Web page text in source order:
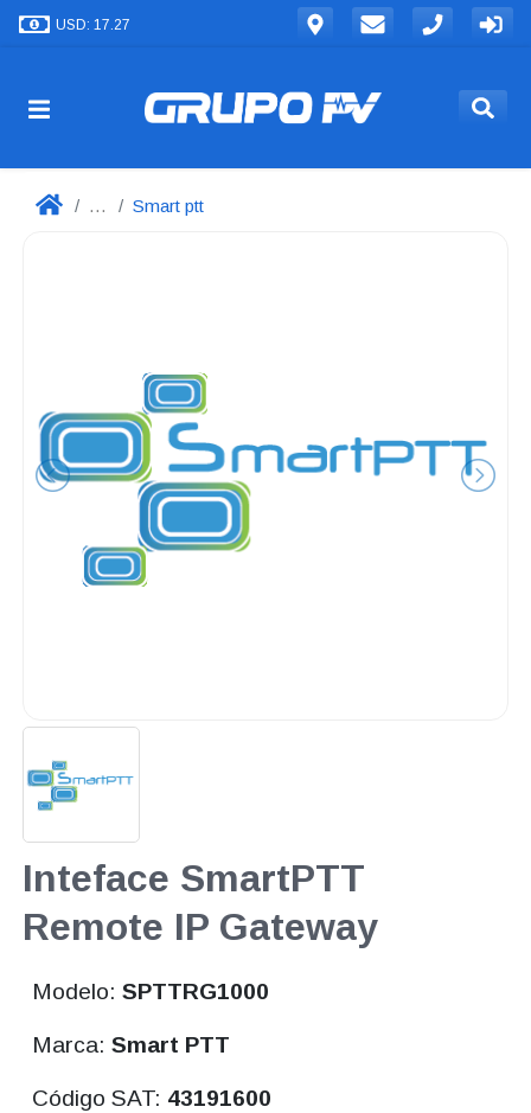
USD: 17.27
... Smart ptt
Inteface SmartPTT
Remote IP Gateway
Modelo:SPTTRG1000
Marca:Smart PTT
Código SAT: 43191600